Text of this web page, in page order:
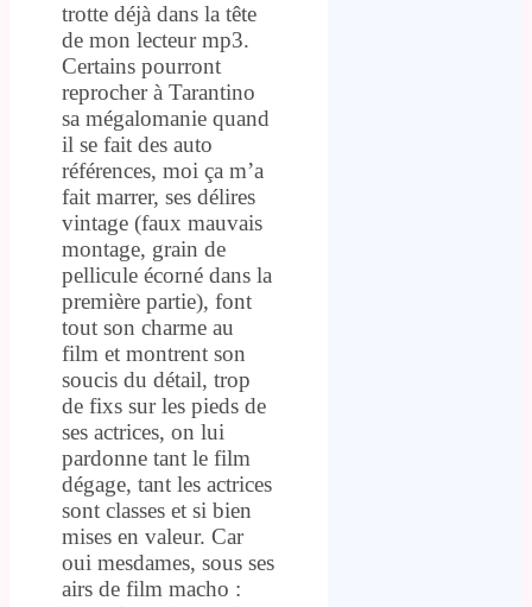
trotte déjà dans la tête
de mon lecteur mp3.
Certains pourront
reprocher à Tarantino
sa mégalomanie quand
il se fait des auto
références, moi ça m’a
fait marrer, ses délires
vintage (faux mauvais
montage, grain de
pellicule écorné dans la
première partie), font
tout son charme au
film et montrent son
soucis du détail, trop
de fixs sur les pieds de
ses actrices, on lui
pardonne tant le film
dégage, tant les actrices
sont classes et si bien
mises en valeur. Car
oui mesdames, sous ses
airs de film macho :